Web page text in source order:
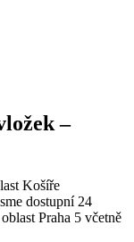
–
Košíře
dostupní 24
Praha 5 včetně